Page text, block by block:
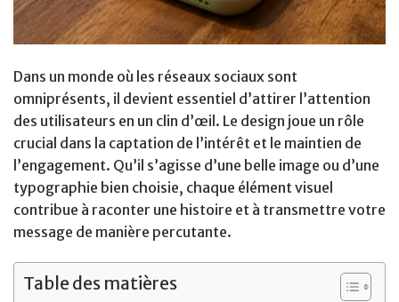
Dans un monde où les réseaux sociaux sont
omniprésents, il devient essentiel d’attirer l’attention
des utilisateurs en un clin d’œil. Le design joue un rôle
crucial dans la captation de l’intérêt et le maintien de
l’engagement. Qu’il s’agisse d’une belle image ou d’une
typographie bien choisie, chaque élément visuel
contribue à raconter une histoire et à transmettre votre
message de manière percutante.
Table des matières